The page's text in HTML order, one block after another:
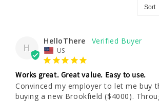
H
HelloThere
US
Works great. Great value. Easy to use.
Convinced my employer to let me buy
buying a new Brookfield ($4000).